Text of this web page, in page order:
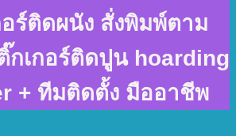
ร์ติดผนัง สั่งพิมพ์ตาม
กเกอร์ติดปูน hoarding
+ ทีมติดตั้ง มืออาชีพ